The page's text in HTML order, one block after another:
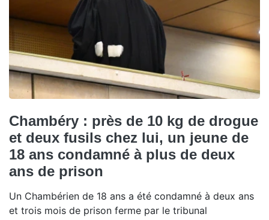
Chambéry : près de 10 kg de drogue
et deux fusils chez lui, un jeune de
18 ans condamné à plus de deux
ans de prison
Un Chambérien de 18 ans a été condamné à deux ans
et trois mois de prison ferme par le tribunal